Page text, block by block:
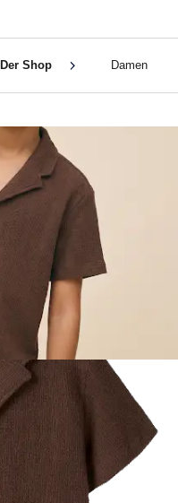
Der Shop Damen